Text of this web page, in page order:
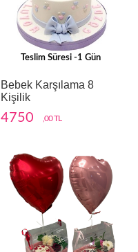
Teslim Süresi -1 Gün
Bebek Karşılama 8
Kişilik
4750 ,00 TL